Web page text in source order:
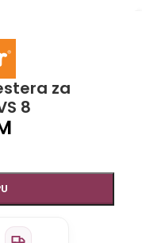
za
8